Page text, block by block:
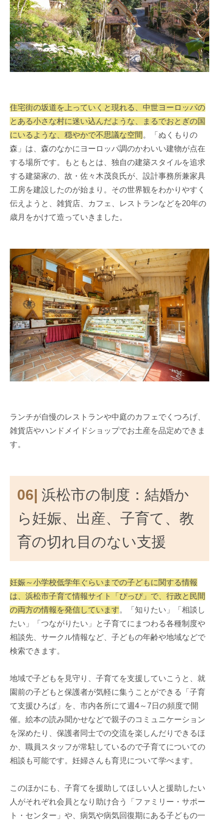
住宅街の坂道を上っていくと現れる、中世ヨーロッパの
とある小さな村に迷い込んだような、まるでおとぎの国
にいるような、穏やかで不思議な空間 。「ぬくもりの
森」は、森のなかにヨーロッパ調のかわいい建物が点在
する場所です。もともとは、独自の建築スタイルを追求
する建築家の、故・佐々木茂良氏が、設計事務所兼家具
工房を建設したのが始まり。その世界観をわかりやすく
伝えようと、雑貨店、カフェ、レストランなどを20年の
歳月をかけて造っていきました。
ランチが自慢のレストランや中庭のカフェでくつろげ、
雑貨店やハンドメイドショップでお土産を品定めできま
す。
06| 浜松市の制度：結婚か
ら妊娠、出産、子育て、教
育の切れ目のない支援
妊娠～小学校低学年ぐらいまでの子どもに関する情報
は、浜松市子育て情報サイト「ぴっぴ」で、行政と民間
の両方の情報を発信しています。「知りたい」「相談し
たい」「つながりたい」と子育てにまつわる各種制度や
相談先、サークル情報など、子どもの年齢や地域などで
検索できます。
地域で子どもを見守り、子育てを支援していこうと、就
園前の子どもと保護者が気軽に集うことができる「子育
て支援ひろば」を、市内各所にて週4～7日の頻度で開
催。絵本の読み聞かせなどで親子のコミュニケーション
を深めたり、保護者同士での交流を楽しんだりできるほ
か、職員スタッフが常駐しているので子育てについての
相談も可能です。妊婦さんも育児について学べます。
このほかにも、子育てを援助してほしい人と援助したい
人がそれぞれ会員となり助け合う「ファミリー・サポー
ト・センター」や、病気や病気回復期にある子どもの一